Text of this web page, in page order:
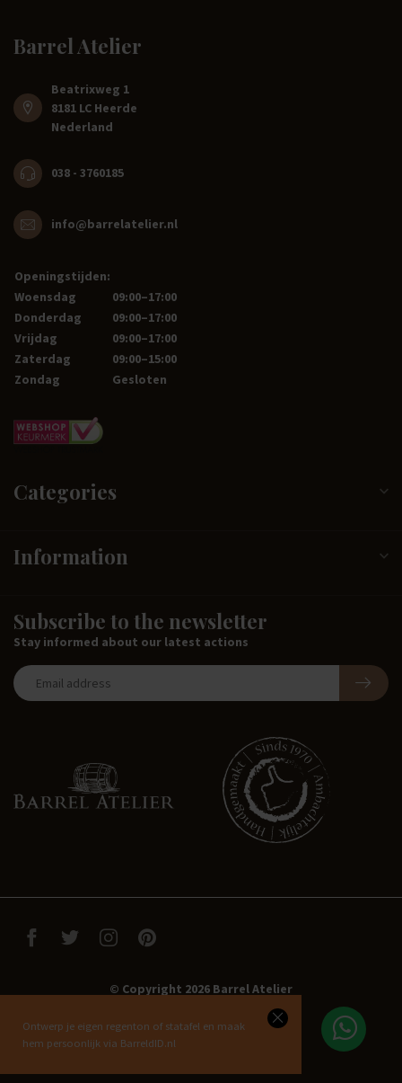
Ontwerp je eigen regenton of statafel en maak
hem persoonlijk via BarreldID.nl
Barrel Atelier
Beatrixweg 1
8181 LC Heerde
Nederland
038 - 3760185
info@barrelatelier.nl
Openingstijden:
Woensdag
09:00–17:00
Donderdag
09:00–17:00
Vrijdag
09:00–17:00
Zaterdag
09:00–15:00
Zondag
Gesloten
Categories
Information
Subscribe to the newsletter
Stay informed about our latest actions
© Copyright 2026 Barrel Atelier